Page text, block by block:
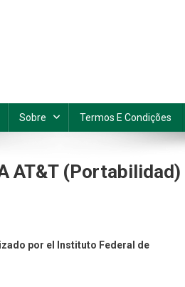
Sobre Termos E Condições
AT&T (Portabilidad)
por el Instituto Federal de